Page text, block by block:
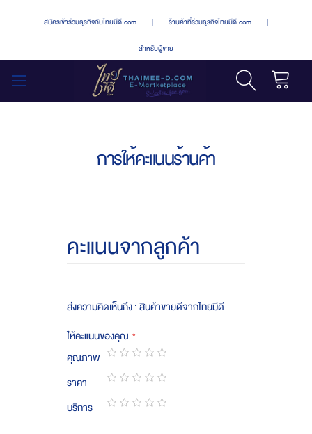
สมัครเข้าร่วมธุรกิจกับไทยมีดี.com | ร้านค้าที่ร่วมธุรกิจไทยมีดี.com |
สำหรับผู้ขาย
การให้คะแนนร้านค้า
คะแนนจากลูกค้า
ส่งความคิดเห็นถึง : สินค้าขายดีจากไทยมีดี
ให้คะแนนของคุณ
คุณภาพ
1
star
2
stars
3
stars
4
stars
5
stars
ราคา
1
star
2
stars
3
stars
4
stars
5
stars
บริการ